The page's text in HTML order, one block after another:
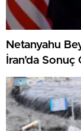
Netanyahu
İran’da Sonuç